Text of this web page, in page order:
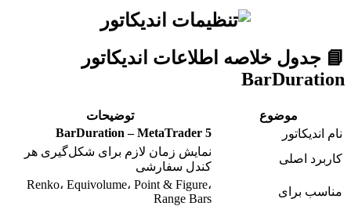
📘 جدول خلاصه اطلاعات اندیکاتور
BarDuration
موضوع
توضیحات
نام اندیکاتور
BarDuration – MetaTrader 5
کاربرد اصلی
نمایش زمان لازم برای شکل‌گیری هر
کندل سفارشی
مناسب برای
Renko، Equivolume، Point & Figure،
Range Bars